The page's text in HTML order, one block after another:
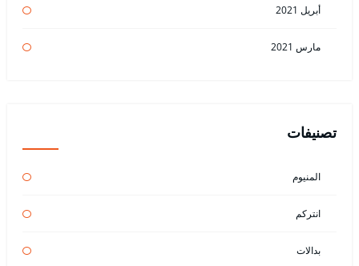
أبريل 2021
مارس 2021
تصنيفات
المنيوم
انتركم
بدالات